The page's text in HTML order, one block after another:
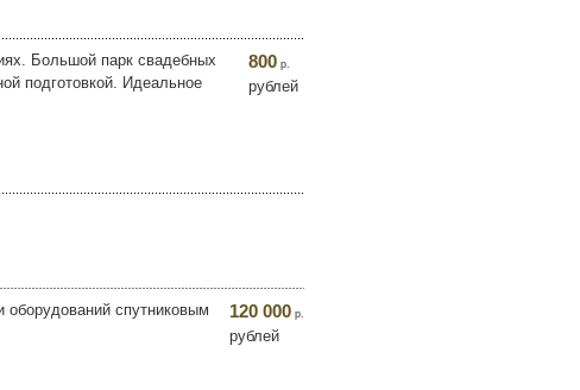
Большой парк свадебных
подготовкой. Идеальное
800 р.
рублей
оборудований спутниковым
120 000 р.
рублей